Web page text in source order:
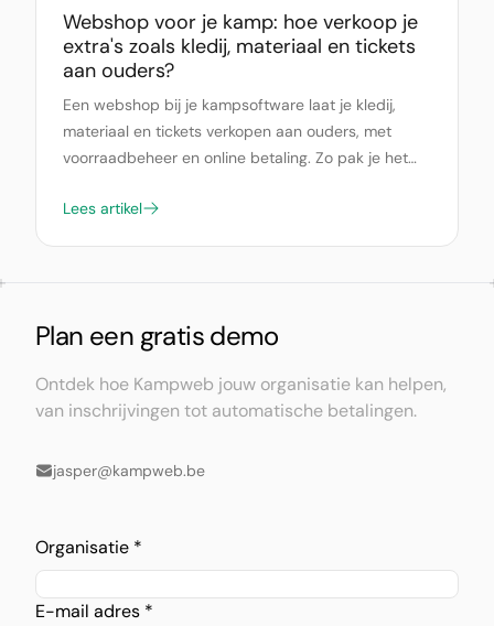
Webshop voor je kamp: hoe verkoop je
extra's zoals kledij, materiaal en tickets
aan ouders?
Een webshop bij je kampsoftware laat je kledij,
materiaal en tickets verkopen aan ouders, met
voorraadbeheer en online betaling. Zo pak je het
Lees artikel
Plan een gratis demo
Ontdek hoe Kampweb jouw organisatie kan helpen,
van inschrijvingen tot automatische betalingen.
jasper@kampweb.be
Organisatie *
E-mail adres *